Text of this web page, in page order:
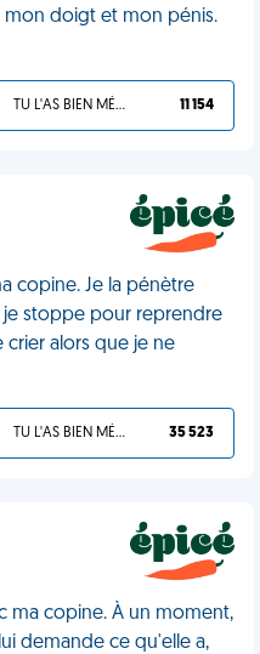
mon doigt et mon pénis.
TU L'AS BIEN MÉRITÉ 11 154
copine. Je la pénètre
stoppe pour reprendre
crier alors que je ne
TU L'AS BIEN MÉRITÉ 35 523
ma copine. À un moment,
demande ce qu'elle a,